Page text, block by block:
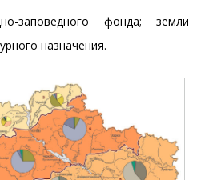
заповедного фонда; земли
назначения.